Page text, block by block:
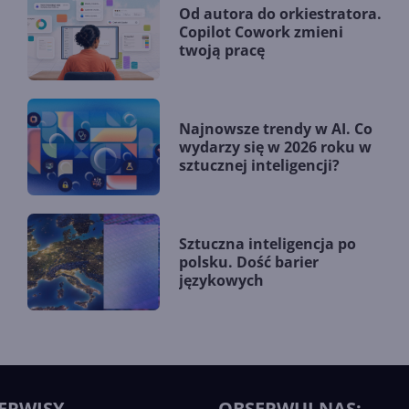
Od autora do orkiestratora.
Copilot Cowork zmieni
twoją pracę
Najnowsze trendy w AI. Co
wydarzy się w 2026 roku w
sztucznej inteligencji?
Sztuczna inteligencja po
polsku. Dość barier
językowych